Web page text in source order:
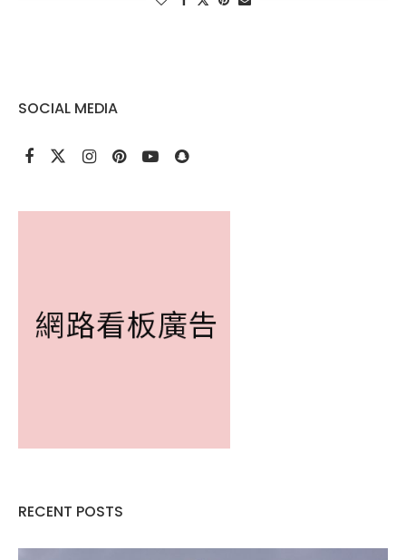
SOCIAL MEDIA
RECENT POSTS